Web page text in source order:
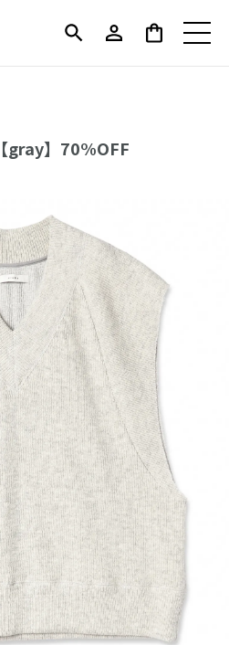
gray】70%OFF